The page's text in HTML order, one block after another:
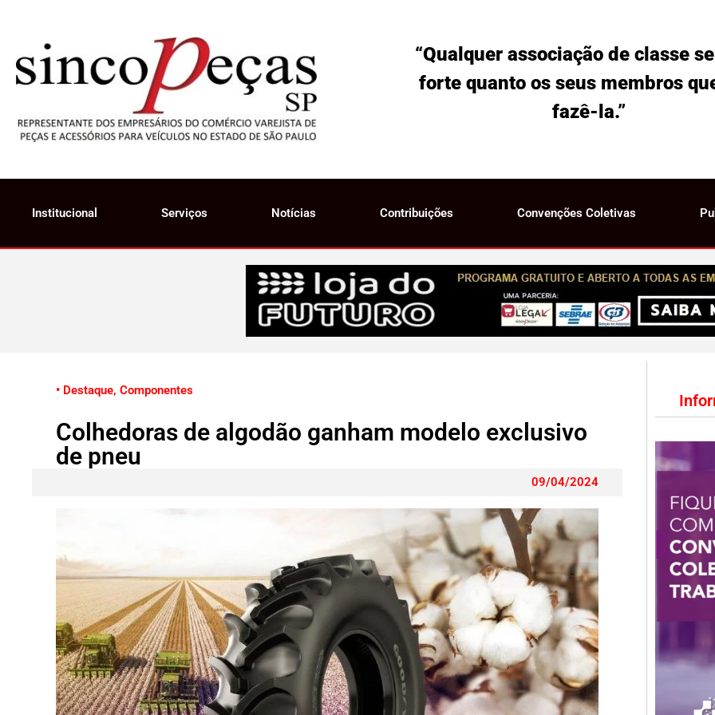
“Qualquer associação de classe
forte quanto os seus membros
fazê-la.”
Institucional Serviços Notícias Contribuições Convenções Coletivas
• Destaque, Componentes
Colhedoras de algodão ganham modelo exclusivo
de pneu
09/04/2024